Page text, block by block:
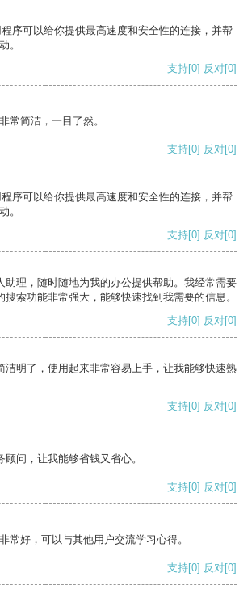
序可以给你提供最高速度和安全性的连接，并帮
。
支持[0] 反对[0]
常简洁，一目了然。
支持[0] 反对[0]
序可以给你提供最高速度和安全性的连接，并帮
。
支持[0] 反对[0]
助理，随时随地为我的办公提供帮助。我经常需要
搜索功能非常强大，能够快速找到我需要的信息。
支持[0] 反对[0]
洁明了，使用起来非常容易上手，让我能够快速熟
支持[0] 反对[0]
问，让我能够省钱又省心。
支持[0] 反对[0]
常好，可以与其他用户交流学习心得。
支持[0] 反对[0]